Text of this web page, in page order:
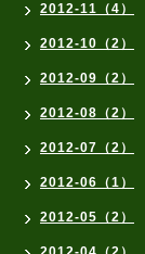
2012-11（4）
2012-10（2）
2012-09（2）
2012-08（2）
2012-07（2）
2012-06（1）
2012-05（2）